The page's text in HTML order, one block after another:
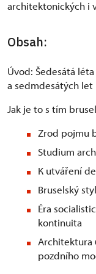
architektonických i
Obsah:
Úvod: Šedesátá
a sedmdesátých let
Jak je to s tím
Zrod pojmu
Studium
К utváření
Bruselský
Éra
kontinuita
Architektura
pozdního